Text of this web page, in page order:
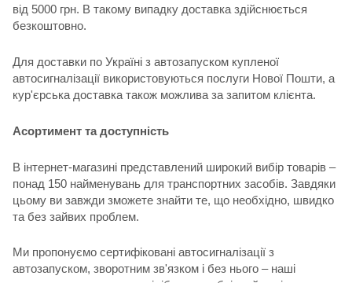
від 5000 грн. В такому випадку доставка здійснюється
безкоштовно.
Для доставки по Україні з автозапуском купленої
автосигналізації використовуються послуги Нової Пошти, а
кур'єрська доставка також можлива за запитом клієнта.
Асортимент та доступність
В інтернет-магазині представлений широкий вибір товарів –
понад 150 найменувань для транспортних засобів. Завдяки
цьому ви завжди зможете знайти те, що необхідно, швидко
та без зайвих проблем.
Ми пропонуємо сертифіковані автосигналізації з
автозапуском, зворотним зв'язком і без нього – наші